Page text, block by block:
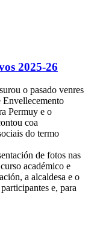
2025-26
o pasado venres
Envellecemento
Permuy e o
coa
do termo
de fotos nas
académico e
a alcaldesa e o
e, para